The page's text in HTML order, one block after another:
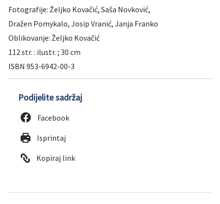
Fotografije: Željko Kovačić, Saša Novković,
Dražen Pomykalo, Josip Vranić, Janja Franko
Oblikovanje: Željko Kovačić
112 str. : ilustr. ; 30 cm
ISBN 953-6942-00-3
Podijelite sadržaj
Facebook
Isprintaj
Kopiraj link